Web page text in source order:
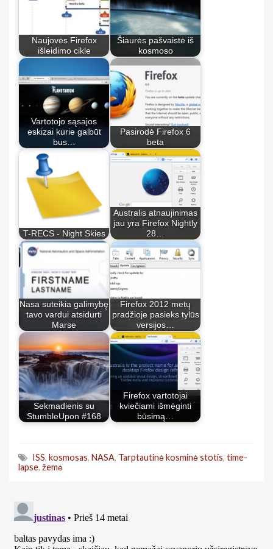
Naujovės Firefox
išleidimo cikle
Šiaurės pašvaistė iš
kosmoso
Vartotojo sąsajos
eskizai kurie galbūt
bus…
Pasirodė Firefox 6
beta
T-RECS - Night Skies
Australis atnaujinimas
jau yra Firefox Nightly
28…
Nasa suteikia galimybę
tavo vardui atsidurti
Marse
Firefox 2012 metų
pradžioje pasieks tylūs
versijos…
Sekmadienis su
StumbleUpon #168
Firefox vartotojai
kviečiami išmėginti
būsimą…
ISS, kosmosas, NASA, Tarptautinė kosminė stotis, time-
lapse, žemė